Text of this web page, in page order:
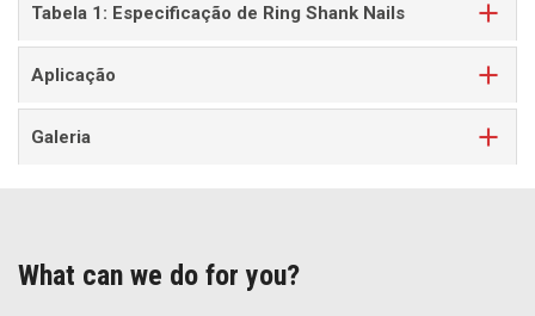
Tabela 1: Especificação de Ring Shank Nails
Aplicação
Galeria
What can we do for you?